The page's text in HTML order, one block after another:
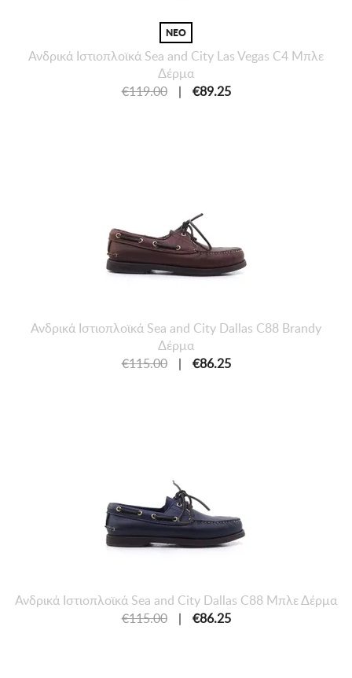
ΝΕΟ
Ανδρικά Ιστιοπλοϊκά Sea and City Las Vegas C4 Μπλε
Δέρμα
€119.00
| €89.25
Ανδρικά Ιστιοπλοϊκά Sea and City Dallas C88 Brandy
Δέρμα
€115.00
| €86.25
Ανδρικά Ιστιοπλοϊκά Sea and City Dallas C88 Μπλε Δέρμα
€115.00
| €86.25